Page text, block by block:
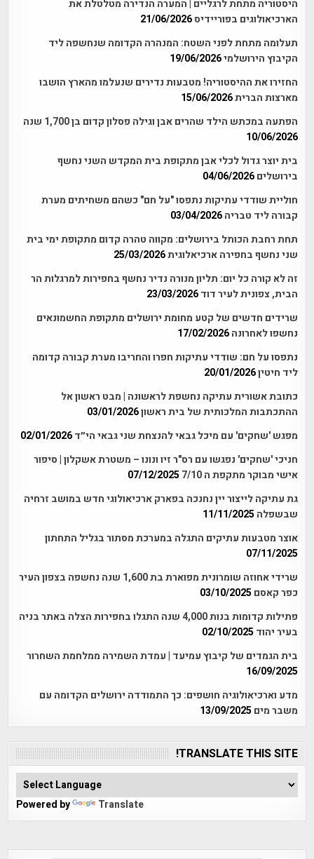
היסטוריה מתחת לרגליים | המערה הנדירה מטלטלת את
הארכיאולוגים בפוריידיס21/06/2026
תעלומה מתחת לפני השטח: המנהרה הקדומה שנחשפה ליד
הקיבוץ הירושלמי19/06/2026
החזירו את ההיסטוריה! מטבעות נדירים שנעלמו מהארץ הושבו
מארצות הברית15/06/2026
הפתעה במכתש הילד שהרים אבן וגילה פסלון קדום בן 1,700 שנה
10/06/2026
בית יוצר גדול לכלי אבן מתקופת בית המקדש השני נחשף
בירושלים 04/06/2026
חוליית שודדי עתיקות נתפסו "על חם" כשהם משחיתים מערת
קבורה ליד טבריה 03/04/2026
תחת רחבת הכותל בירושלים: מקווה טהרה קדום מתקופת ימי בית
שני נחשף בחפירה ארכיאלוגית25/03/2026
זה לא קורה כל יום: תליון מנורה נדיר נחשף בחפירות למרגלות הר
הבית, צפונית לעיר דוד 23/03/2026
שרידים חדשים של קטע מחומת ירושלים מתקופת החשמונאים
נחשפו לאחרונה 17/02/2026
נתפסו על חם: שודדי עתיקות חפרו והחריבו מערת קבורה קדומה
ליד חיטין20/01/2026
כתובת אשורית עתיקה נחשפת לראשונה | מבט ראשון אל
ההתכתבות המלכותית של בית ראשון03/01/2026
מפגש 'שחקים' עם מיכל גבאי להנצחת שני גבאי הי״ד 02/01/2026
חניכי 'שחקים' נפגשו עם רס"ר זיו ונונו – משטרת אשקלון | סיפור
אישי מבוקר מתקפת ה 7/10
07/12/2025
גת עתיקה לייצור יין נחנכה בפארק ארכיאולוגי חדש במושב זרחיה
שבשפלה 11/11/2025
אוצר מטבעות עתיקים התגלה במערכת מסתור בגליל התחתון
07/11/2025
שרידי אחוזה שומרונית מפוארת בת 1,600 שנה נחשפה בצפון העיר
כפר קאסם 03/10/2025
פתילות קדומות בנות 4,000 שנה התגלו בחפירות הצלה באתר בניה
בעיר יהוד 02/10/2025
בית הגמדים של קיבוץ עמיעד | עמדת השמירה ממלחמת השחרור
16/09/2025
מדע וארכיאולוגיה חושפים: כך התמודדה ירושלים הקדומה עם
משבר מים 13/09/2025
TRANSLATE THIS SITE!
Powered by Translate